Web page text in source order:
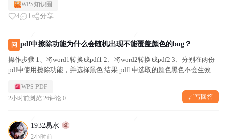
WPS知识圈
4 1 分享
问 pdf中擦除功能为什么会随机出现不能覆盖颜色的bug？
操作步骤 1、将word1转换成pdf1 2、将word2转换成pdf2 3、分别在两份
pdf中使用擦除功能，并选择黑色 结果 pdf1中选取的颜色黑色不会生效，
直接覆盖被擦除区域。
WPS PDF
2小时前浏览 26评论 0 写回答
1932易水
2小时前